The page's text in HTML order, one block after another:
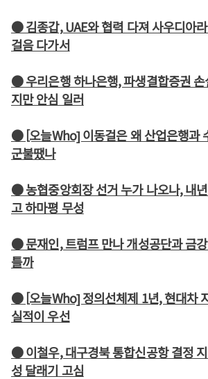
● 김종갑, UAE와 협력 다져 사우디아
걸음 다가서
● 우리은행 하나은행, 파생결합증권 손
지만 안심 일러
● [오늘Who] 이동걸은 왜 산업은행과
군불땠나
● 농협중앙회장 선거 누가 나오나, 내
고 하마평 무성
● 문재인, 트럼프 만나 개성공단과 금
틀까
● [오늘Who] 정의선체제 1년, 현대차
실적이 우선
● 이철우, 대구경북 통합신공항 결정
성 달래기 고심